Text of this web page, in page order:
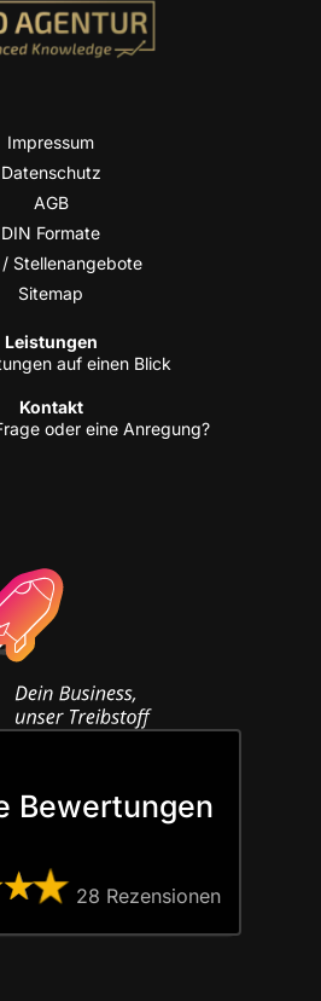
Impres­sum
Daten­schutz
AGB
DIN For­ma­te
Stellenangebote
Site­map
Leis­tun­gen
auf einen Blick
Kon­takt
oder eine Anregung?
Bewertungen
28 Rezen­sio­nen